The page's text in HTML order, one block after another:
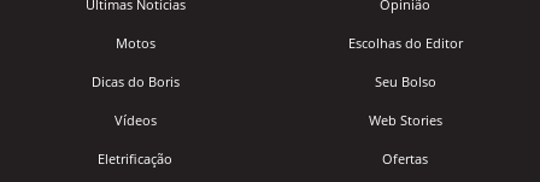
Últimas Notícias
Motos
Dicas do Boris
Vídeos
Eletrificação
Opinião
Escolhas do Editor
Seu Bolso
Web Stories
Ofertas